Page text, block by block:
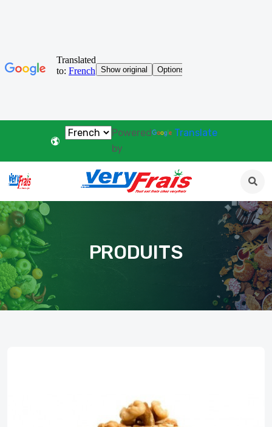
Powered
by
Translate
PRODUITS